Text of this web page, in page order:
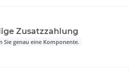
Zusatzzahlung
Sie genau eine Komponente.